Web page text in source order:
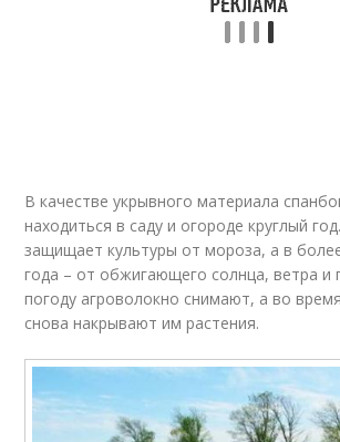
В качестве укрывного материала
находиться в саду и огороде круглый
защищает культуры от мороза, а в
года – от обжигающего солнца, ветра и
погоду агроволокно снимают, а во
снова накрывают им растения.